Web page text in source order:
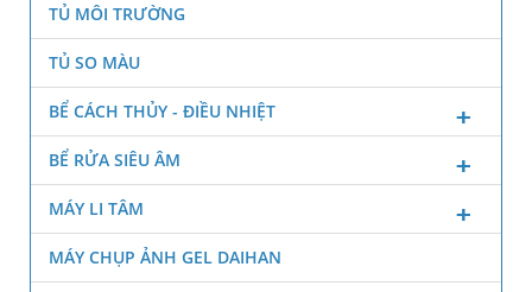
TỦ MÔI TRƯỜNG
TỦ SO MÀU
BỂ CÁCH THỦY - ĐIỀU NHIỆT
BỂ RỬA SIÊU ÂM
MÁY LI TÂM
MÁY CHỤP ẢNH GEL DAIHAN